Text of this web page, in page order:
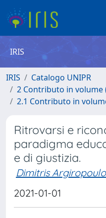
IRIS
IRIS
Catalogo UNIPR
2 Contributo in volume
2.1 Contributo in
Ritrovarsi e
paradigma
e di giustizia.
Dimitris
2021-01-01